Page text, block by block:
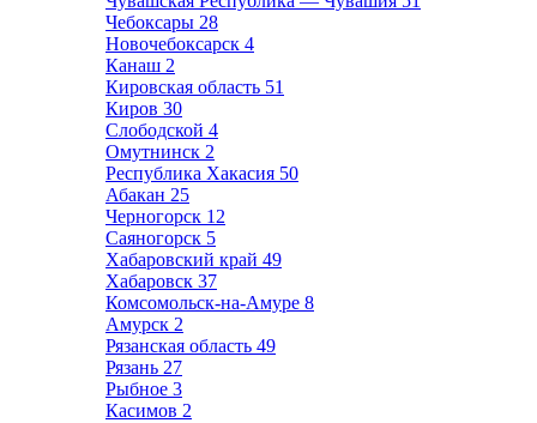
Чебоксары 28
Новочебоксарск 4
Канаш 2
Кировская область 51
Киров 30
Слободской 4
Омутнинск 2
Республика Хакасия 50
Абакан 25
Черногорск 12
Саяногорск 5
Хабаровский край 49
Хабаровск 37
Комсомольск-на-Амуре 8
Амурск 2
Рязанская область 49
Рязань 27
Рыбное 3
Касимов 2